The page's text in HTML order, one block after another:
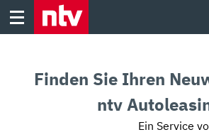
Skip
Finden Sie Ihren
ntv
Ein Service